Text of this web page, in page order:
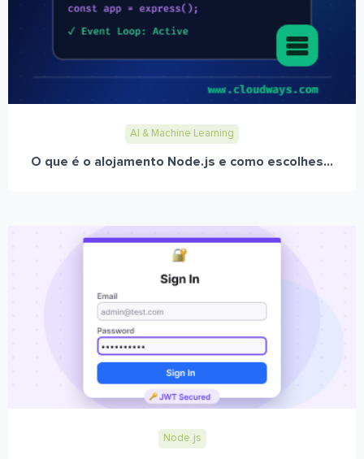
AI & Machine Learning
O que é o alojamento Node.js e como escolhes...
Node.js